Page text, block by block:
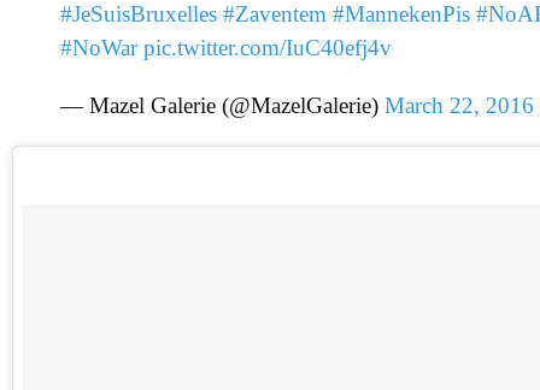
#JeSuisBruxelles #Zaventem #MannekenPis
#NoWar pic.twitter.com/IuC40efj4v
— Mazel Galerie (@MazelGalerie) March 22, 2016